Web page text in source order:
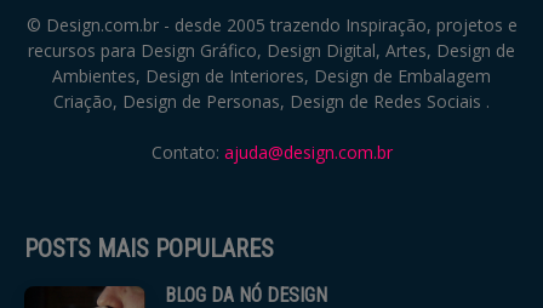
© Design.com.br - desde 2005 trazendo Inspiração, projetos e
recursos para Design Gráfico, Design Digital, Artes, Design de
Ambientes, Design de Interiores, Design de Embalagem
Criação, Design de Personas, Design de Redes Sociais .
Contato: ajuda@design.com.br
POSTS MAIS POPULARES
BLOG DA NÓ DESIGN